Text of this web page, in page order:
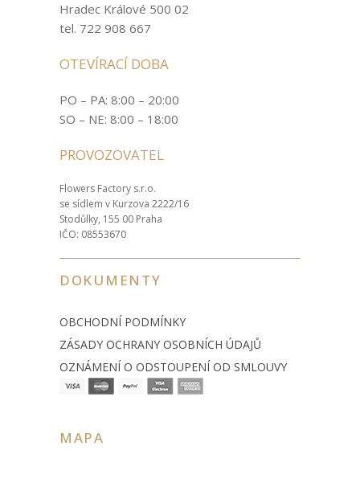
Hradec Králové 500 02
tel. 722 908 667
OTEVÍRACÍ DOBA
PO – PA: 8:00 – 20:00
SO – NE: 8:00 – 18:00
PROVOZOVATEL
Flowers Factory s.r.o.
se sídlem v Kurzova 2222/16
Stodůlky, 155 00 Praha
IČO: 08553670
DOKUMENTY
OBCHODNÍ PODMÍNKY
ZÁSADY OCHRANY OSOBNÍCH ÚDAJŮ
OZNÁMENÍ O ODSTOUPENÍ OD SMLOUVY
MAPA